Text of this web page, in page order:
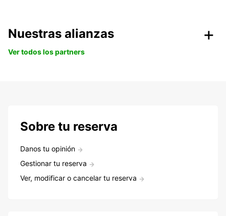
Nuestras alianzas
Ver todos los partners
Sobre tu reserva
Danos tu opinión
Gestionar tu reserva
Ver, modificar o cancelar tu reserva